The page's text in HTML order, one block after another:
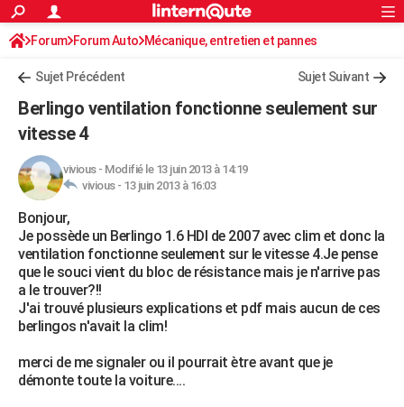
ACTUALITÉS
Politique
Société
Faits Divers
Education
Monde
Villes
+
Programme TV
TNTStreaming
Cinéma
Sorties cinéma
Musique
FINANCE
Retraite
Impôts
Epargne
Immobilier
Risques naturels par ville
Banque
Assurance
Crédit
AUTO
Essais
Réserver un essai
Citadines
Berlines
SUV
Forum auto
HIGH-TECH
Mobiles
Meilleur smartphone
Internet
Ordinateurs
Jeux vidéo
Guide high-tech
+BRICOLAGE
Forum
Aménagement intérieur
Extérieur
Cuisine
Salle de bains
Jardinage
Rangement
WEEK-END
Guides de France
Escapades
Patrimoine
Expositions
Musées
Week-end nature
+LIFESTYLE
Alimentation
Guide de la santé
Maladies
Médicaments
Sommeil
VOYAGE
Rechercher
S'inscrire
Connexion
Forum Forum Auto Mécanique, entretien et pannes
Sujet Précédent Sujet Suivant
Berlingo ventilation fonctionne seulement sur
vitesse 4
vivious- Modifié le 13 juin 2013 à 14:19
vivious - 13 juin 2013 à 16:03
Bonjour,
Je possède un Berlingo 1.6 HDI de 2007 avec clim et donc la
ventilation fonctionne seulement sur le vitesse 4.Je pense
que le souci vient du bloc de résistance mais je n'arrive pas
a le trouver?!!
J'ai trouvé plusieurs explications et pdf mais aucun de ces
berlingos n'avait la clim!
merci de me signaler ou il pourrait ètre avant que je
démonte toute la voiture....